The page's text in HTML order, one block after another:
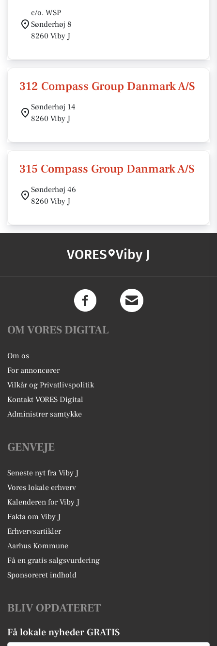
c/o. WSP
Sønderhøj 8
8260 Viby J
312 Compass Group Danmark A/S
Sønderhøj 14
8260 Viby J
315 Compass Group Danmark A/S
Sønderhøj 46
8260 Viby J
VORES Viby J
OM VORES DIGITAL
Om os
For annoncører
Vilkår og Privatlivspolitik
Kontakt VORES Digital
Administrer samtykke
GENVEJE
Seneste nyt fra Viby J
Vores lokale erhverv
Kalenderen for Viby J
Fakta om Viby J
Erhvervsartikler
Aarhus Kommune
Få en gratis salgsvurdering
Sponsoreret indhold
BLIV OPDATERET
Få lokale nyheder GRATIS